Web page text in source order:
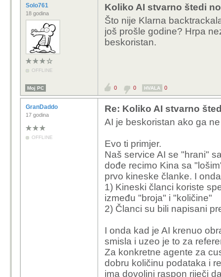
Solo761
18 godina
OFFLINE
Koliko AI stvarno štedi
Što nije Klarna
još prošle godine? Hrpa
beskoristan.
Moj PC 0 0 HVALA 0
GranDaddo
17 godina
OFFLINE
Re: Koliko AI stvarno
AI je beskoristan ako ga
Evo ti primjer.
Naš service AI se "hrani"
dođe recimo Kina sa
prvo kineske članke. I
1) Kineski članci koriste
između "broja" i "količine"
2) Članci su bili napisani
I onda kad je AI krenuo
smisla i uzeo je to za
Za konkretne agente za
dobru količinu podataka i
ima dovoljni raspon riječi